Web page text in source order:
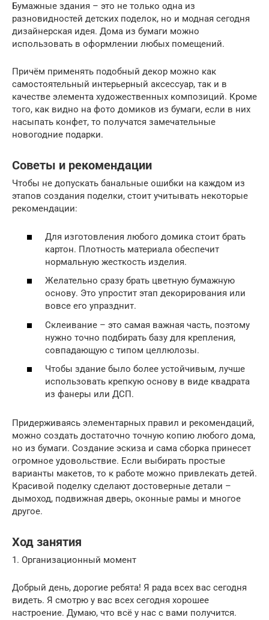
Бумажные здания – это не только одна из
разновидностей детских поделок, но и модная сегодня
дизайнерская идея. Дома из бумаги можно
использовать в оформлении любых помещений.
Причём применять подобный декор можно как
самостоятельный интерьерный аксессуар, так и в
качестве элемента художественных композиций. Кроме
того, как видно на фото домиков из бумаги, если в них
насыпать конфет, то получатся замечательные
новогодние подарки.
Советы и рекомендации
Чтобы не допускать банальные ошибки на каждом из
этапов создания поделки, стоит учитывать некоторые
рекомендации:
Для изготовления любого домика стоит брать
картон. Плотность материала обеспечит
нормальную жесткость изделия.
Желательно сразу брать цветную бумажную
основу. Это упростит этап декорирования или
вовсе его упразднит.
Склеивание – это самая важная часть, поэтому
нужно точно подбирать базу для крепления,
совпадающую с типом целлюлозы.
Чтобы здание было более устойчивым, лучше
использовать крепкую основу в виде квадрата
из фанеры или ДСП.
Придерживаясь элементарных правил и рекомендаций,
можно создать достаточно точную копию любого дома,
но из бумаги. Создание эскиза и сама сборка принесет
огромное удовольствие. Если выбирать простые
варианты макетов, то к работе можно привлекать детей.
Красивой поделку сделают достоверные детали –
дымоход, подвижная дверь, оконные рамы и многое
другое.
Ход занятия
1. Организационный момент
Добрый день, дорогие ребята! Я рада всех вас сегодня
видеть. Я смотрю у вас всех сегодня хорошее
настроение. Думаю, что всё у нас с вами получится.